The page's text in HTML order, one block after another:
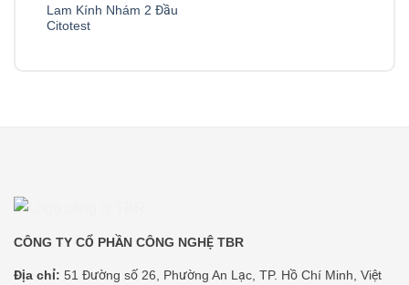
Lam Kính Nhám 2 Đầu
Citotest
CÔNG TY CỔ PHẦN CÔNG NGHỆ TBR
Địa chỉ: 51 Đường số 26, Phường An Lạc, TP. Hồ Chí Minh, Việt